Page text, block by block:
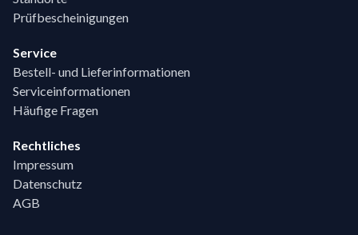
Prüfbescheinigungen
Service
Bestell- und Lieferinformationen
Serviceinformationen
Häufige Fragen
Rechtliches
Impressum
Datenschutz
AGB